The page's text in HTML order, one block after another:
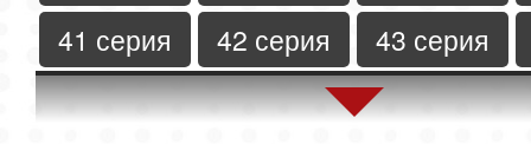
41 серия
42 серия
43 серия
45 серия
46 серия
47 серия